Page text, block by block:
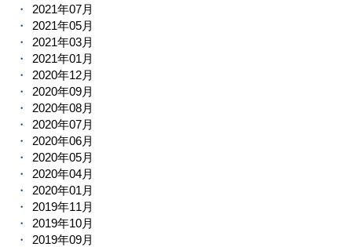
2021年07月
2021年05月
2021年03月
2021年01月
2020年12月
2020年09月
2020年08月
2020年07月
2020年06月
2020年05月
2020年04月
2020年01月
2019年11月
2019年10月
2019年09月